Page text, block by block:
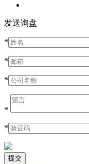
发送询盘
*
*
*
*
*